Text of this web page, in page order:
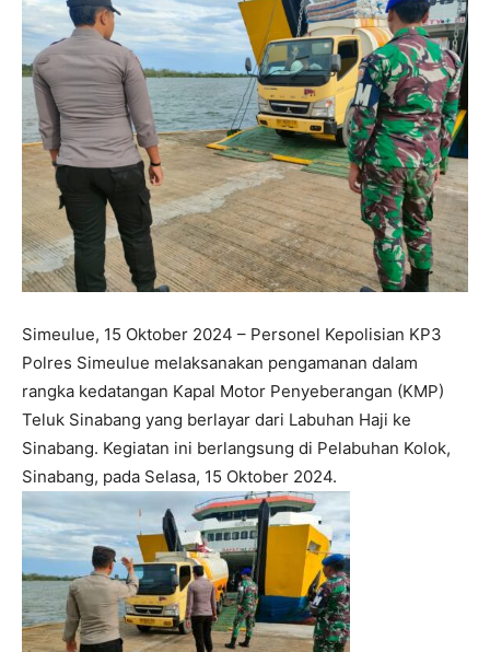
Simeulue, 15 Oktober 2024 – Personel Kepolisian KP3
Polres Simeulue melaksanakan pengamanan dalam
rangka kedatangan Kapal Motor Penyeberangan (KMP)
Teluk Sinabang yang berlayar dari Labuhan Haji ke
Sinabang. Kegiatan ini berlangsung di Pelabuhan Kolok,
Sinabang, pada Selasa, 15 Oktober 2024.